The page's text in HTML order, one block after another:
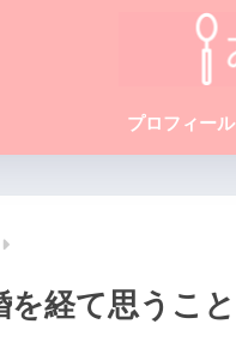
プロフィール
経て思うこと